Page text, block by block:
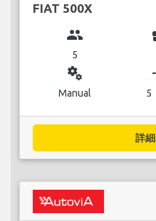
FIAT 500X
group
5
miscellaneous_services
Manual 5
詳